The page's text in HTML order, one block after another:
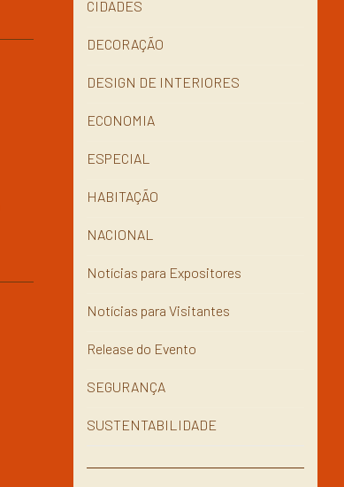
CIDADES
DECORAÇÃO
DESIGN DE INTERIORES
ECONOMIA
ESPECIAL
HABITAÇÃO
NACIONAL
Notícias para Expositores
Notícias para Visitantes
Release do Evento
SEGURANÇA
SUSTENTABILIDADE